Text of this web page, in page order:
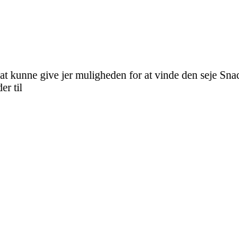
give jer muligheden for at vinde den seje
til